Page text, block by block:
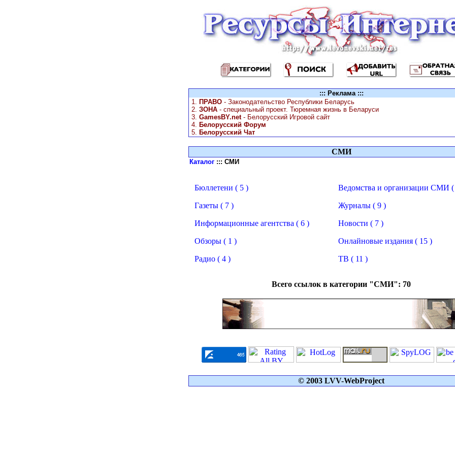
::: Реклама :::
1. ПРАВО - Законодательство Республики Беларусь
2. ЗОНА - специальный проект. Тюремная жизнь в Беларуси
3. GamesBY.net- Белорусский Игровой сайт
4. Белорусский Форум
5. Белорусский Чат
СМИ
Каталог ::: СМИ
Бюллетени ( 5 ) Ведомства и организации СМИ (
Газеты ( 7 ) Журналы ( 9 )
Информационные агентства ( 6 ) Новости ( 7 )
Обзоры ( 1 ) Онлайновые издания ( 15 )
Радио ( 4 ) ТВ ( 11 )
Всего ссылок в категории "СМИ": 70
© 2003 LVV-WebProject